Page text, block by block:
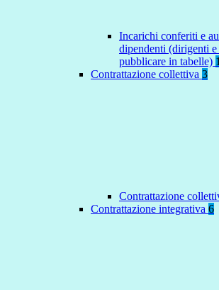
Incarichi conferiti e
dipendenti (dirigenti
pubblicare in tabelle)
Contrattazione collettiva 3
Contrattazione
Contrattazione integrativa 6